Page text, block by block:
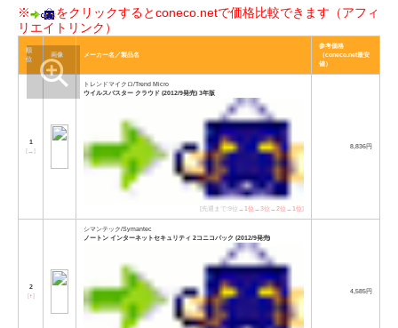
※
をクリックするとconeco.netで価格比較できます（アフィ
リエイトリンク）
順
位
画像 メーカー名／製品名
参考価格
（coneco.net最安
値）
1
[
]
トレンドマイクロ/Trend Micro
ウイルスバスター クラウド (2012/9発売) 3年版
[先週まで:9位→1位 →3位 →2位 →1位]
8,836円
2
[↑]
シマンテック/Symantec
ノートン インターネットセキュリティ 2コニコパック (2012/9発売)
4,585円